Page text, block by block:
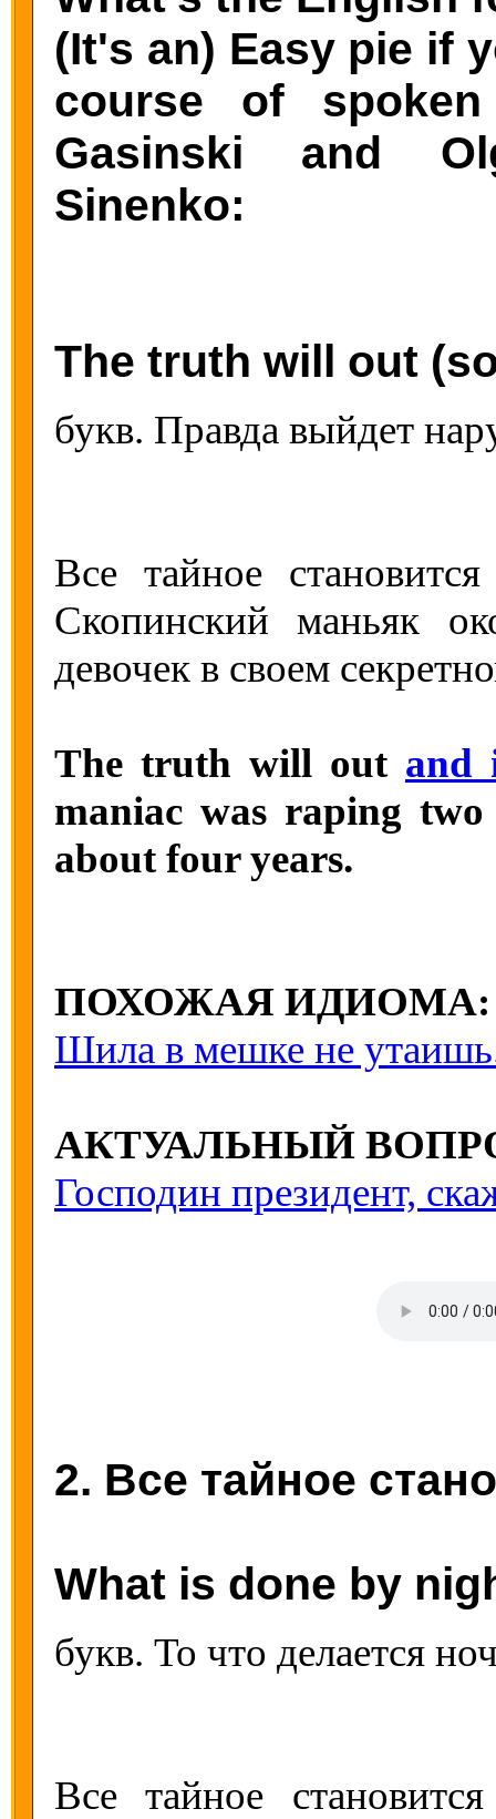
(It's an) Easy pie if
course of
Gasinski and
Sinenko:
The truth will out
букв. Правда выйдет
Все тайное
Скопинский маньяк
девочек в своем
The truth will out and
maniac was raping
about four years.
ПОХОЖАЯ ИДИОМА:
Шила в мешке не
АКТУАЛЬНЫЙ
Господин президент,
2. Все тайное
What is done by
букв. То что делается
Все тайное